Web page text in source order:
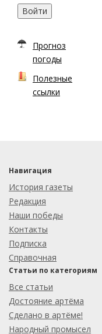
Войти
Прогноз
погоды
Полезные
ссылки
Навигация
История газеты
Редакция
Наши победы
Контакты
Подписка
Справочная
Статьи по категориям
Все статьи
Достояние артёма
Сделано в артёме!
Народный промысел